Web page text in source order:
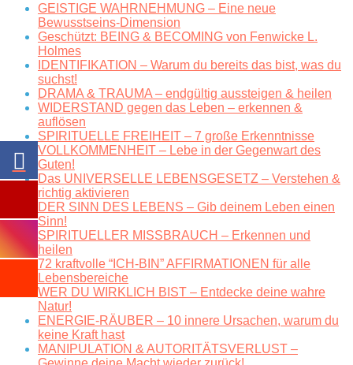
GEISTIGE WAHRNEHMUNG – Eine neue
Bewusstseins-Dimension
Geschützt: BEING & BECOMING von Fenwicke L.
Holmes
IDENTIFIKATION – Warum du bereits das bist, was du
suchst!
DRAMA & TRAUMA – endgültig aussteigen & heilen
WIDERSTAND gegen das Leben – erkennen &
auflösen
SPIRITUELLE FREIHEIT – 7 große Erkenntnisse
VOLLKOMMENHEIT – Lebe in der Gegenwart des
Guten!
Das UNIVERSELLE LEBENSGESETZ – Verstehen &
richtig aktivieren
DER SINN DES LEBENS – Gib deinem Leben einen
Sinn!
SPIRITUELLER MISSBRAUCH – Erkennen und
heilen
72 kraftvolle “ICH-BIN” AFFIRMATIONEN für alle
Lebensbereiche
WER DU WIRKLICH BIST – Entdecke deine wahre
Natur!
ENERGIE-RÄUBER – 10 innere Ursachen, warum du
keine Kraft hast
MANIPULATION & AUTORITÄTSVERLUST –